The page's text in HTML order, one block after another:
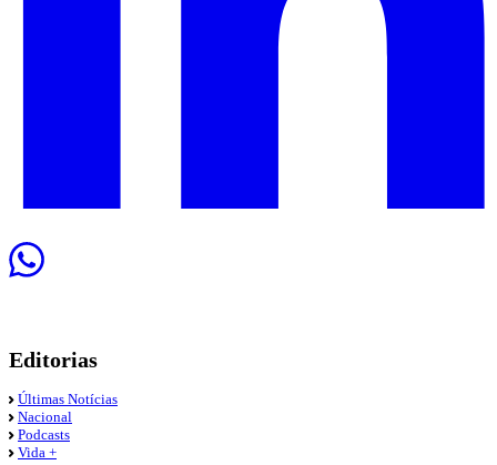
Editorias
Últimas Notícias
Nacional
Podcasts
Vida +